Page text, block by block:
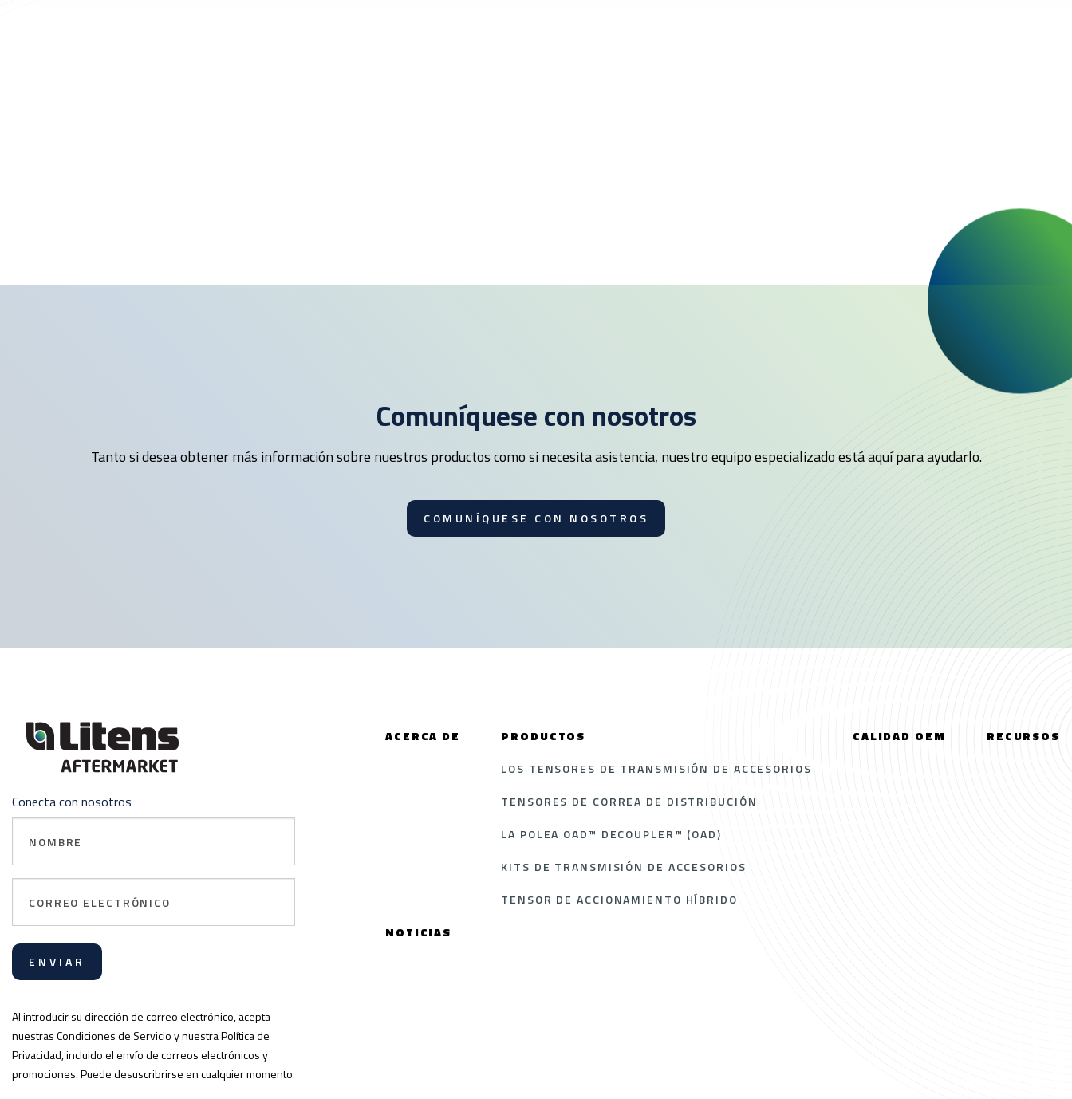
Comuníquese con nosotros
Tanto si desea obtener más información sobre nuestros productos como si necesita asistencia, nuestro equipo especializado está aquí para ayudarlo.
COMUNÍQUESE CON NOSOTROS
Conecta con nosotros
electrónico
Al introducir su dirección de correo electrónico, acepta
nuestras Condiciones de Servicio y nuestra Política de
Privacidad, incluido el envío de correos electrónicos y
promociones. Puede desuscribrirse en cualquier momento.
ACERCA DE
PRODUCTOS
LOS TENSORES DE TRANSMISIÓN DE ACCESORIOS
TENSORES DE CORREA DE DISTRIBUCIÓN
LA POLEA OAD™ DECOUPLER™ (OAD)
KITS DE TRANSMISIÓN DE ACCESORIOS
TENSOR DE ACCIONAMIENTO HÍBRIDO
CALIDAD OEM RECURSOS
NOTICIAS